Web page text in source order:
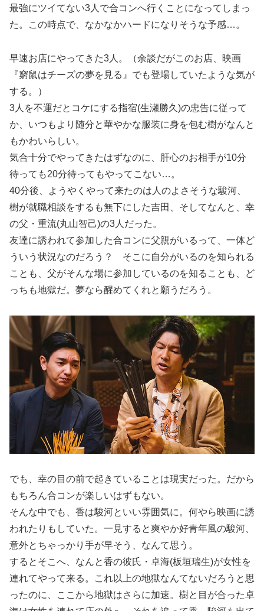
最強にツイてない3人で合コンへ行くことになってしまっ
た。この時点で、なかなかハードになりそうな予感…。
早速お店にやってきた3人。（余談だがこのお店、映画
『窮鼠はチーズの夢を見る』でも登場していたような気が
する。）
3人を不運だとコケにする指宿(生瀬勝久)の忠告に従って
か、いつもより随分と華やかな服装に身を包む樹がなんと
もかわいらしい。
気合十分でやってきたはずなのに、肝心のお相手が10分
待っても20分待ってもやってこない…。
40分後、ようやくやって来たのは人のよさそうな駿河、
樹が就職相談をするも無下にした吉田、そしてなんと、幸
の父・重流(丸山智己)の3人だった。
友達に誘われて参加した合コンに父親がいるって、一体ど
ういう状況なのだろう？ そこに自分がいるのを知られる
ことも、父がそんな場に参加しているのを知ることも、ど
っちも地獄だ。夢なら醒めてくれと願うだろう。
でも、幸の目の前で起きていることは現実だった。だから
もちろん合コンが楽しいはずもない。
そんな中でも、香は駿河といい雰囲気に。何やら映画に誘
われたりもしていた。一見すると爽やか好青年風の駿河、
意外とちゃっかり手が早そう、なんて思う。
するとそこへ、なんと香の彼氏・卓海(板垣瑞生)が女性を
連れてやって来る。これ以上の地獄なんてないだろうと思
ったのに、ここから地獄はさらに加速。樹と目が合った卓